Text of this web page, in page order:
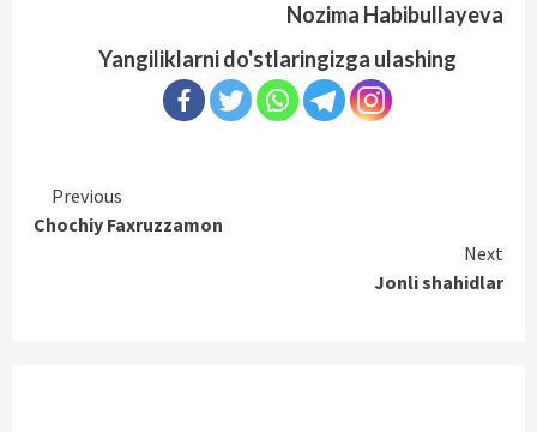
Nozima Habibullayeva
Yangiliklarni do'stlaringizga ulashing
Continue
Reading
Previous
Chochiy Faxruzzamon
Next
Jonli shahidlar